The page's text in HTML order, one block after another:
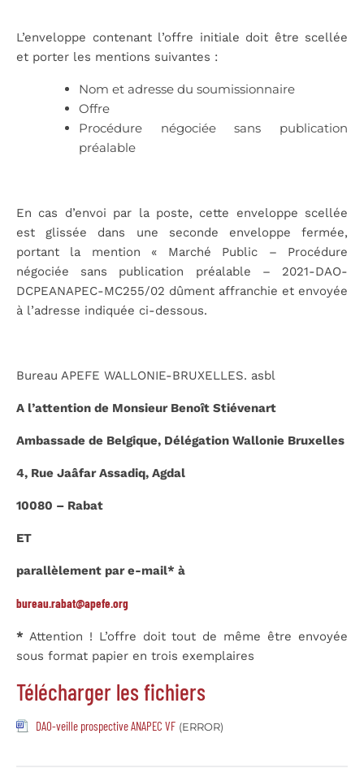
L’enveloppe contenant l’offre initiale doit être scellée
et porter les mentions suivantes :
Nom et adresse du soumissionnaire
Offre
Procédure négociée sans publication
préalable
En cas d’envoi par la poste, cette enveloppe scellée
est glissée dans une seconde enveloppe fermée,
portant la mention « Marché Public – Procédure
négociée sans publication préalable – 2021-DAO-
DCPEANAPEC-MC255/02 dûment affranchie et envoyée
à l’adresse indiquée ci-dessous.
Bureau APEFE WALLONIE-BRUXELLES. asbl
A l’attention de Monsieur Benoît Stiévenart
Ambassade de Belgique, Délégation Wallonie Bruxelles
4, Rue Jaâfar Assadiq, Agdal
10080 – Rabat
ET
parallèlement par e-mail* à
bureau.rabat@apefe.org
* Attention ! L’offre doit tout de même être envoyée
sous format papier en trois exemplaires
Télécharger les fichiers
DAO-veille prospective ANAPEC VF (ERROR)